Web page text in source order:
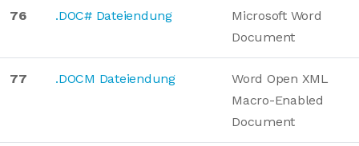
76 .DOC# Dateiendung
Microsoft Word
Document
77 .DOCM Dateiendung
Word Open XML
Macro-Enabled
Document